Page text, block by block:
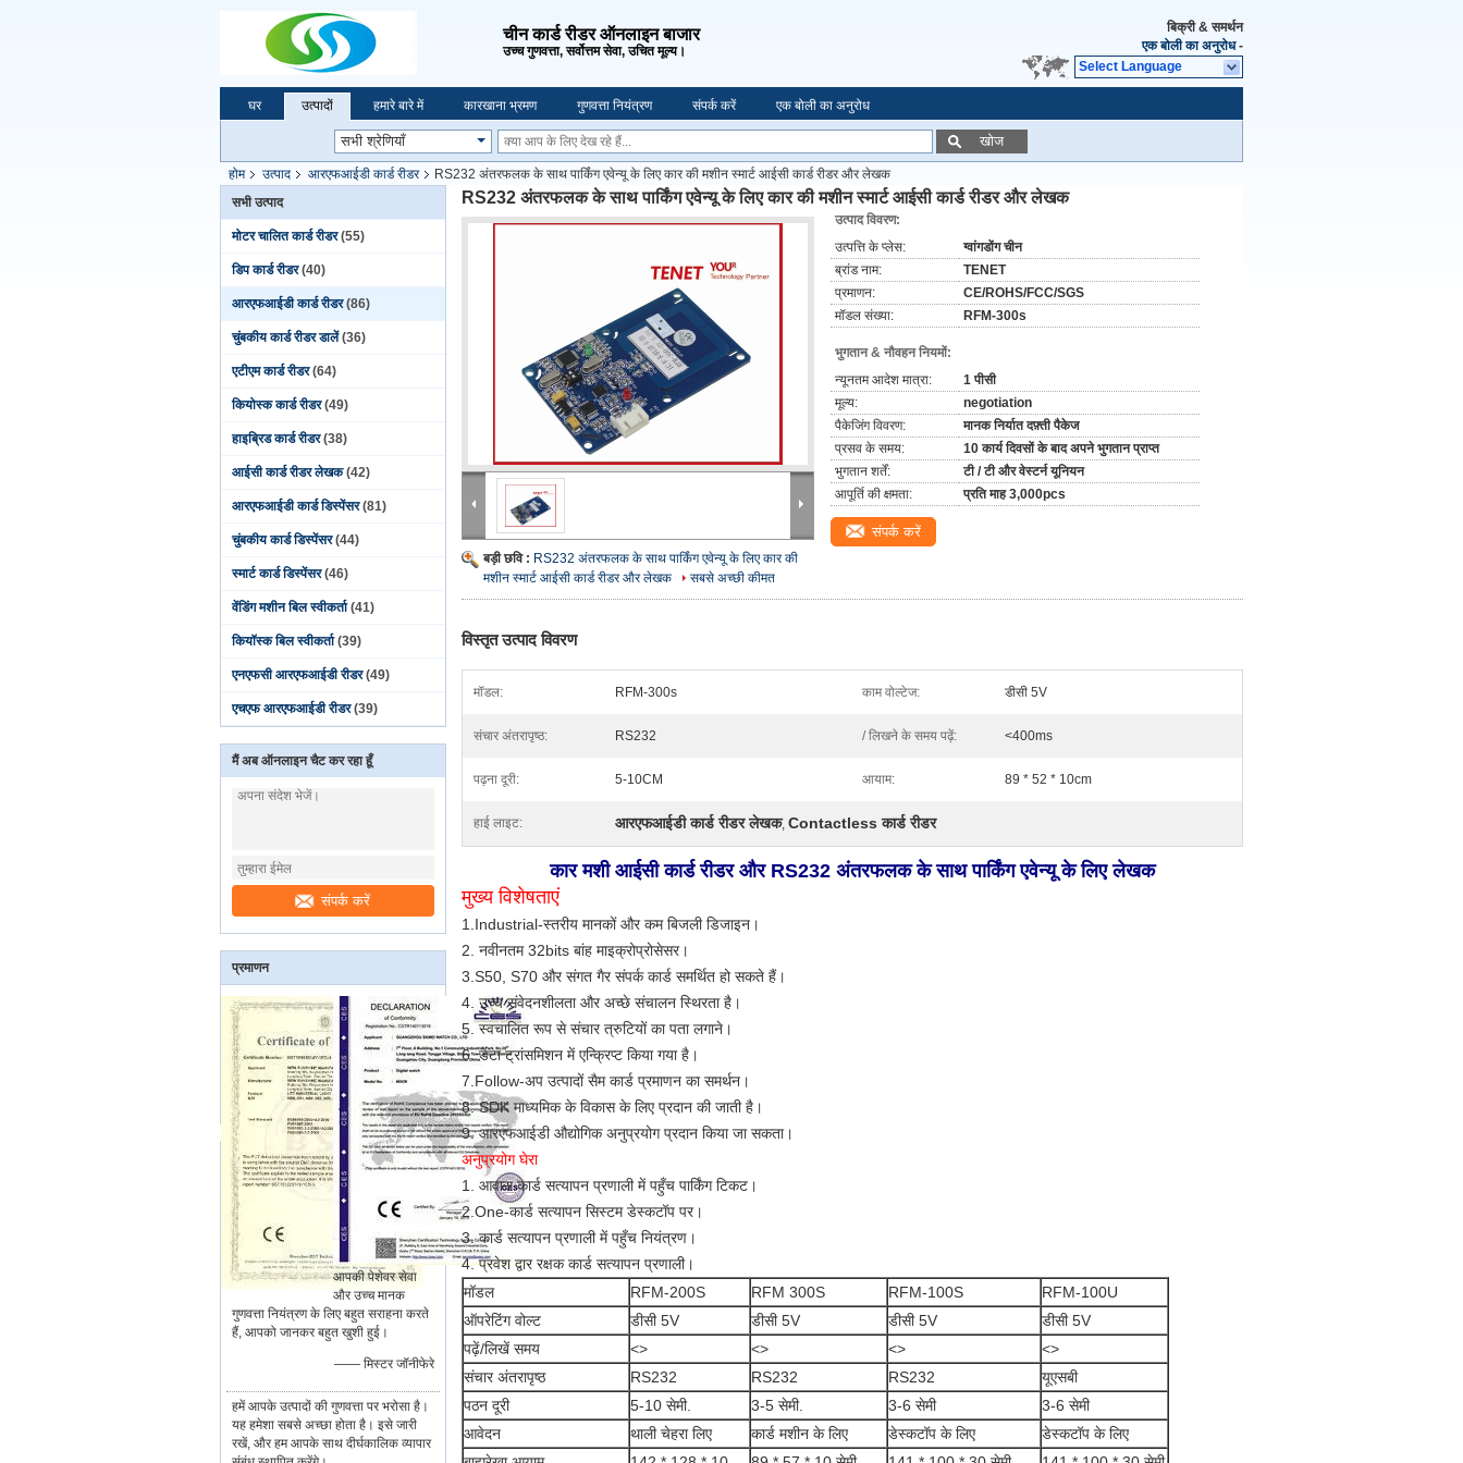
चीन कार्ड रीडर ऑनलाइन बाजार
उच्च गुणवत्ता, सर्वोत्तम सेवा, उचित मूल्य।
बिक्री & समर्थन
एक बोली का अनुरोध-
Select Language
घर उत्पादों हमारे बारे में कारखाना भ्रमण गुणवत्ता नियंत्रण संपर्क करें एक बोली का अनुरोध
खोज
होम उत्पाद आरएफआईडी कार्ड रीडर
RS232 अंतरफलक के साथ पार्किंग एवेन्यू के लिए कार की मशीन स्मार्ट आईसी कार्ड रीडर और लेखक
सभी उत्पाद
मोटर चालित कार्ड रीडर (55)
डिप कार्ड रीडर (40)
आरएफआईडी कार्ड रीडर (86)
चुंबकीय कार्ड रीडर डालें (36)
एटीएम कार्ड रीडर (64)
कियोस्क कार्ड रीडर (49)
हाइब्रिड कार्ड रीडर (38)
आईसी कार्ड रीडर लेखक (42)
आरएफआईडी कार्ड डिस्पेंसर (81)
चुंबकीय कार्ड डिस्पेंसर (44)
स्मार्ट कार्ड डिस्पेंसर (46)
वेंडिंग मशीन बिल स्वीकर्ता (41)
कियॉस्क बिल स्वीकर्ता (39)
एनएफसी आरएफआईडी रीडर (49)
एचएफ आरएफआईडी रीडर (39)
मैं अब ऑनलाइन चैट कर रहा हूँ
संपर्क करें
प्रमाणन
आपकी पेशेवर सेवा
और उच्च मानक
गुणवत्ता नियंत्रण के लिए बहुत सराहना करते
हैं, आपको जानकर बहुत खुशी हुई।
—— मिस्टर जॉनीफेरे
हमें आपके उत्पादों की गुणवत्ता पर भरोसा है।
यह हमेशा सबसे अच्छा होता है। इसे जारी
रखें, और हम आपके साथ दीर्घकालिक व्यापार
RS232 अंतरफलक के साथ पार्किंग एवेन्यू के लिए कार की मशीन स्मार्ट आईसी कार्ड रीडर और लेखक
बड़ी छवि : RS232 अंतरफलक के साथ पार्किंग एवेन्यू के लिए कार की
मशीन स्मार्ट आईसी कार्ड रीडर और लेखक
सबसे अच्छी कीमत
उत्पाद विवरण:
उत्पत्ति के प्लेस:
ग्वांगडोंग चीन
ब्रांड नाम:
TENET
प्रमाणन:
CE/ROHS/FCC/SGS
मॉडल संख्या:
RFM-300s
भुगतान & नौवहन नियमों:
न्यूनतम आदेश मात्रा:
1 पीसी
मूल्य:
negotiation
पैकेजिंग विवरण:
मानक निर्यात दफ़्ती पैकेज
प्रसव के समय:
10 कार्य दिवसों के बाद अपने भुगतान प्राप्त
भुगतान शर्तें:
टी / टी और वेस्टर्न यूनियन
आपूर्ति की क्षमता:
प्रति माह 3,000pcs
संपर्क करें
विस्तृत उत्पाद विवरण
मॉडल: RFM-300s काम वोल्टेज: डीसी 5V
संचार अंतरापृष्ठ: RS232 / लिखने के समय पढ़ें: <400ms
पढ़ना दूरी: 5-10CM आयाम: 89 * 52 * 10cm
हाई लाइट: आरएफआईडी कार्ड रीडर लेखक, Contactless कार्ड रीडर
कार मशी आईसी कार्ड रीडर और RS232 अंतरफलक के साथ पार्किंग एवेन्यू के लिए लेखक
मुख्य विशेषताएं
1.Industrial-स्तरीय मानकों और कम बिजली डिजाइन।
2. नवीनतम 32bits बांह माइक्रोप्रोसेसर।
3.S50, S70 और संगत गैर संपर्क कार्ड समर्थित हो सकते हैं।
4. उच्च संवेदनशीलता और अच्छे संचालन स्थिरता है।
5. स्वचालित रूप से संचार त्रुटियों का पता लगाने।
6. डेटा ट्रांसमिशन में एन्क्रिप्ट किया गया है।
7.Follow-अप उत्पादों सैम कार्ड प्रमाणन का समर्थन।
8. SDK माध्यमिक के विकास के लिए प्रदान की जाती है।
9. आरएफआईडी औद्योगिक अनुप्रयोग प्रदान किया जा सकता।
अनुप्रयोग घेरा
1. आवास कार्ड सत्यापन प्रणाली में पहुँच पार्किंग टिकट।
2.One-कार्ड सत्यापन सिस्टम डेस्कटॉप पर।
3. कार्ड सत्यापन प्रणाली में पहुँच नियंत्रण।
4. प्रवेश द्वार रक्षक कार्ड सत्यापन प्रणाली।
मॉडल
RFM-200S RFM 300S RFM-100S
RFM-100U
ऑपरेटिंग वोल्ट
डीसी 5V डीसी 5V डीसी 5V
डीसी 5V
पढ़ें/लिखें समय
<> <> <>
<>
संचार अंतरापृष्ठ
RS232 RS232 RS232
यूएसबी
पठन दूरी
5-10 सेमी. 3-5 सेमी. 3-6 सेमी
3-6 सेमी
आवेदन
थाली चेहरा लिए कार्ड मशीन के लिए डेस्कटॉप के लिए
डेस्कटॉप के लिए